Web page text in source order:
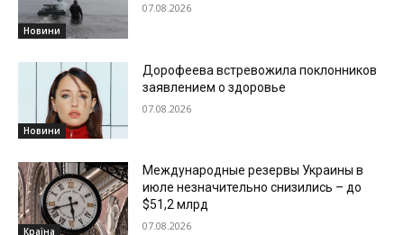
Новини
07.08.2026
Новини
Дорофеева встревожила поклонников
заявлением о здоровье
07.08.2026
Країна
Международные резервы Украины в
июле незначительно снизились – до
$51,2 млрд
07.08.2026